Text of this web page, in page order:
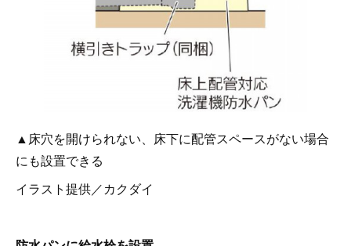
▲床穴を開けられない、床下に配管スペースがない場合
にも設置できる
イラスト提供／カクダイ